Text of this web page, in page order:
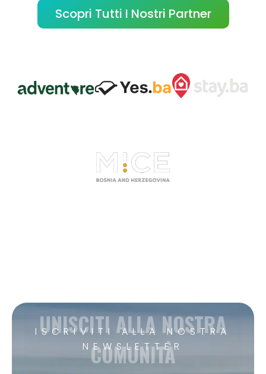
Scopri Tutti I Nostri Partner
ISCRIVITI ALLA NOSTRA
NEWSLETTER
UNISCITI ALLA NOSTRA
COMUNITÀ